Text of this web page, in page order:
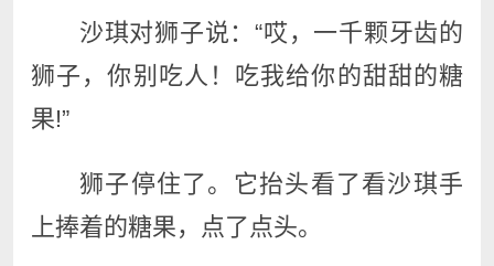
沙琪对狮子说：“哎，一千颗牙齿的
狮子，你别吃人！吃我给你的甜甜的糖
果!”
狮子停住了。它抬头看了看沙琪手
上捧着的糖果，点了点头。